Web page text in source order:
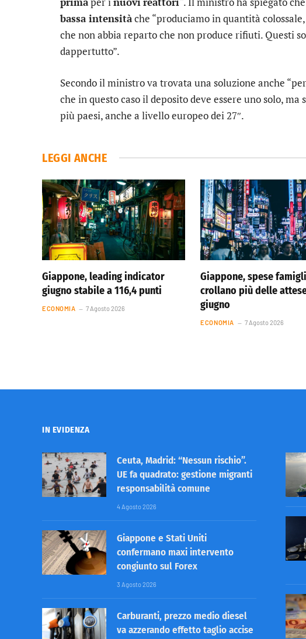
bassa intensitàche “produciamo in quantità
che non abbia reparto che non produce rifiuti. Questi
dappertutto”.
Secondo il ministro va trovata una soluzione anche
che in questo caso il deposito deve essere uno solo,
più paesi, anche a livello europeo dei 27″.
LEGGI ANCHE
Giappone, leading indicator
giugno stabile a 116,4 punti
ECONOMIA 7 Agosto 2026
Giappone, spese
crollano più delle
giugno
ECONOMIA 7 Agosto 2026
IN EVIDENZA
Ceuta, Madrid: “Nessun rischio”.
UE fa quadrato: gestione migranti
responsabilità comune
4 Agosto 2026
Giappone e Stati Uniti
confermano maxi intervento
congiunto sul Forex
3 Agosto 2026
Carburanti, prezzo medio diesel
va azzerando effetto taglio accise